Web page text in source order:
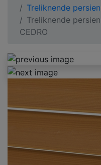
Treliknende
Treliknende
CEDRO